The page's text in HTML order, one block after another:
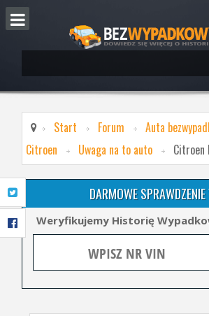
Start Forum
Auta
Citroen
Uwaga na to auto Citroen
DARMOWE
Weryfikujemy Historię